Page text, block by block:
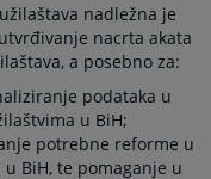
nadležna je
nacrta akata
a posebno za:
podataka u
u BiH;
potrebne reforme u
BiH, te pomaganje u